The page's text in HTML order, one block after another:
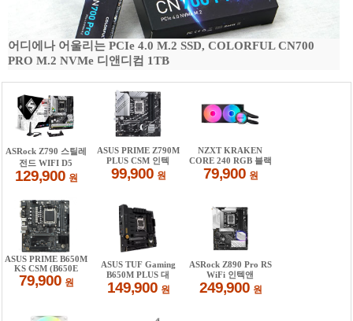
어디에나 어울리는 PCIe 4.0 M.2 SSD, COLORFUL CN700
PRO M.2 NVMe 디앤디컴 1TB